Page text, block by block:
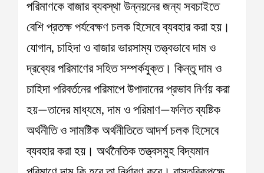
পরিমাণকে বাজার ব্যবস্থা উন্নয়নের জন্য সবচাইতে
বেশি প্রতক্ষ পর্যবেক্ষণ চলক হিসেবে ব্যবহার করা হয়।
যোগান, চাহিদা ও বাজার ভারসাম্য তত্ত্বভাবে দাম ও
দ্রব্যের পরিমাণের সহিত সম্পর্কযুক্ত। কিন্তু দাম ও
চাহিদা পরিবর্তনের পরিমাপে উপাদানের প্রভাব নির্ণয় করা
হয়—তাদের মাধ্যমে, দাম ও পরিমাণ—ফলিত ব্যষ্টিক
অর্থনীতি ও সামষ্টিক অর্থনীতিতে আদর্শ চলক হিসেবে
ব্যবহার করা হয়। অর্থনৈতিক তত্ত্বসমুহ বিদ্যমান